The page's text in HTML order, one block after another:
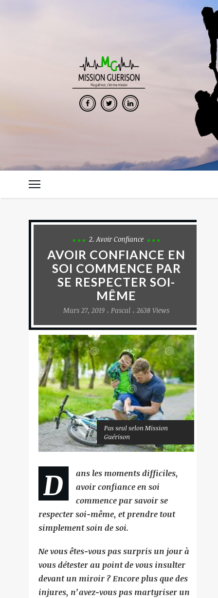
2. Avoir Confiance
AVOIR CONFIANCE EN
SOI COMMENCE PAR
SE RESPECTER SOI-
MÊME
Mars 27, 2019 Pascal 2638 Views
Pas seul selon Mission
Guérison
D
ans les moments difficiles,
avoir confiance en soi
commence par savoir se
respecter soi-même, et prendre tout
simplement soin de soi.
Ne vous êtes-vous pas surpris un jour à
vous détester au point de vous insulter
devant un miroir ? Encore plus que des
injures, n’avez-vous pas martyriser un